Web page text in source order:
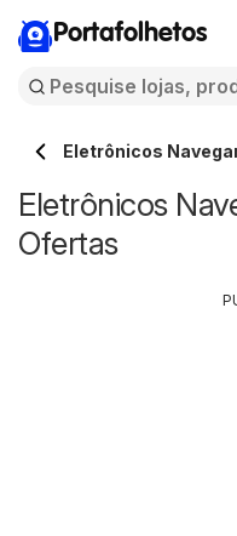
Portafolhetos
Eletrônicos
Eletrônicos
Ofertas